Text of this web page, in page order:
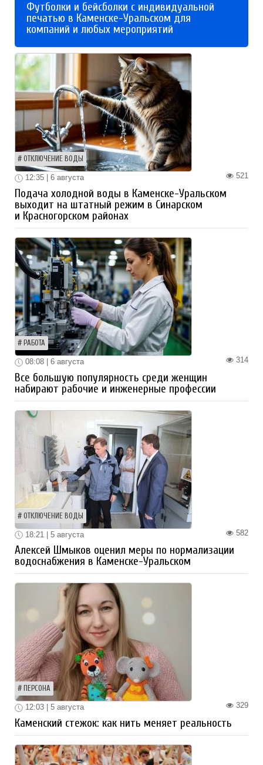
Футболки и бейсболки с индивидуальной
печатью в Каменске-Уральском для
компаний и любых мероприятий
ОТКЛЮЧЕНИЕ ВОДЫ
521
12:35 | 6 августа
Подача холодной воды в Каменске-Уральском
выходит на штатный режим в Синарском
и Красногорском районах
РАБОТА
314
08:08 | 6 августа
Все большую популярность среди женщин
набирают рабочие и инженерные профессии
ОТКЛЮЧЕНИЕ ВОДЫ
582
18:21 | 5 августа
Алексей Шмыков оценил меры по нормализации
водоснабжения в Каменске-Уральском
ПЕРСОНА
329
12:03 | 5 августа
Каменский стежок: как нить меняет реальность